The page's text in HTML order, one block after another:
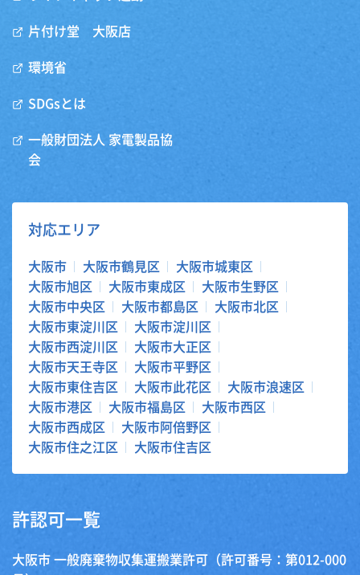
片付け堂 大阪店
環境省
SDGsとは
一般財団法人 家電製品協
会
対応エリア
大阪市 大阪市鶴見区
大阪市城東区
大阪市旭区
大阪市東成区
大阪市生野区
大阪市中央区
大阪市都島区
大阪市北区
大阪市東淀川区
大阪市淀川区
大阪市西淀川区
大阪市大正区
大阪市天王寺区
大阪市平野区
大阪市東住吉区
大阪市此花区
大阪市浪速区
大阪市港区
大阪市福島区
大阪市西区
大阪市西成区
大阪市阿倍野区
大阪市住之江区
大阪市住吉区
許認可一覧
大阪市 一般廃棄物収集運搬業許可（許可番号：第012-000